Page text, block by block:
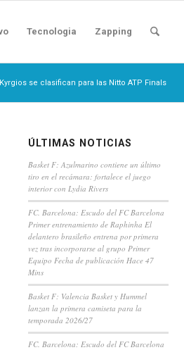
Tecnologia Zapping
se clasifican para las Nitto ATP Finals
ÚLTIMAS NOTICIAS
Basket F: Azulmarino contiene un último
tiro en el recámara: fortalece el juego
interior con Lydia Rivers
FC. Barcelona: Escudo del FC Barcelona
Primer entrenamiento de Raphinha El
delantero brasileño entrena por primera
vez tras incorporarse al grupo Primer
Equipo Fecha de publicación Hace 47
Mins
Basket F: Valencia Basket y Hummel
lanzan la primera camiseta para la
temporada 2026/27
FC. Barcelona: Escudo del FC Barcelona